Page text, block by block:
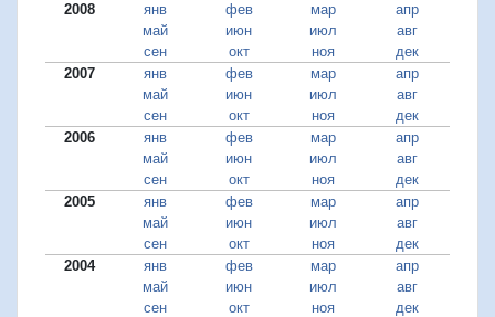
2008
янв фев мар
апр
май
июн июл
авг
сен
окт ноя
дек
2007
янв фев мар
апр
май
июн июл
авг
сен
окт ноя
дек
2006
янв фев мар
апр
май
июн июл
авг
сен
окт ноя
дек
2005
янв фев мар
апр
май
июн июл
авг
сен
окт ноя
дек
2004
янв фев мар
апр
май
июн июл
авг
сен
окт ноя
дек